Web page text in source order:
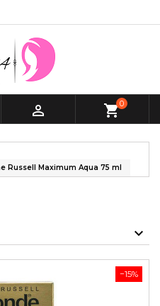
 shopping_cart0
Russell Maximum Aqua 75 ml
−15%